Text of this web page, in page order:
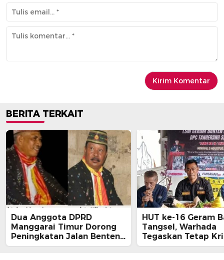
BERITA TERKAIT
Dua Anggota DPRD
Manggarai Timur Dorong
Peningkatan Jalan Benteng
Jawa – Bawe
HUT ke-16 Geram
Tangsel, Warhada
Tegaskan Tetap
Kawal Kepentingan